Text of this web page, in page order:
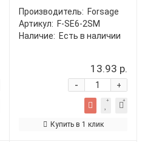
Производитель: Forsage
Артикул: F-SE6-2SM
Наличие: Есть в наличии
13.93 р.
+
-
Купить в 1 клик